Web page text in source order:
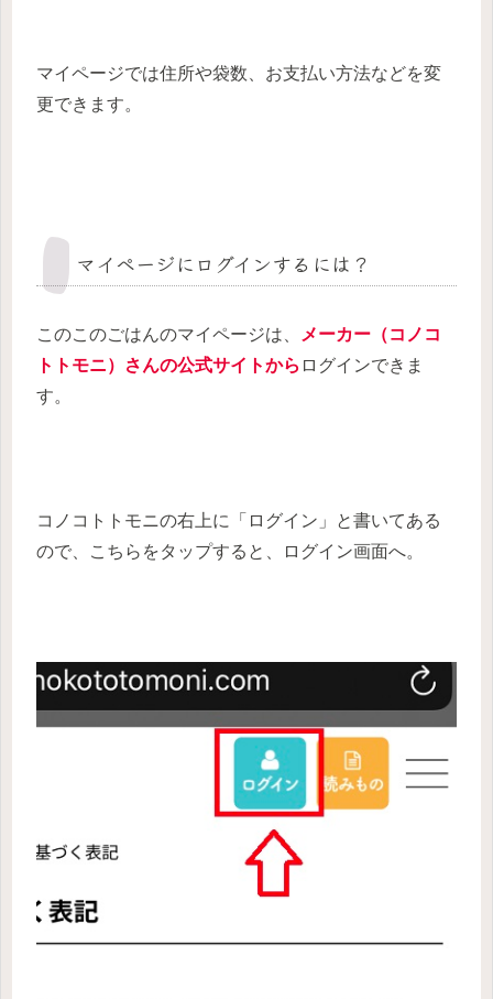
マイページでは住所や袋数、お支払い方法などを変
更できます。
マイページにログインするには？
このこのごはんのマイページは、
メーカー（コノコ
トトモニ）さんの公式サイトから ログインできま
す。
コノコトトモニの右上に「ログイン」と書いてある
ので、こちらをタップすると、ログイン画面へ。